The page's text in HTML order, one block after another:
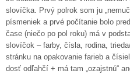
slovíčka. Prvý polrok som ju
písmeniek a prvé počítanie bolo
čase (niečo po pol roku) má v
slovíčok – farby, čísla, rodina,
stránku na opakovanie farieb a
dosť odľahčí + má tam „ozajstnú“